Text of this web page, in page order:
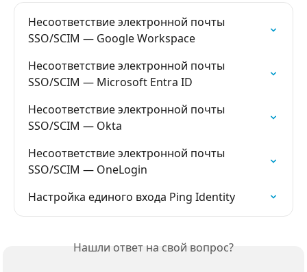
Несоответствие электронной почты
SSO/SCIM — Google Workspace
Несоответствие электронной почты
SSO/SCIM — Microsoft Entra ID
Несоответствие электронной почты
SSO/SCIM — Okta
Несоответствие электронной почты
SSO/SCIM — OneLogin
Настройка единого входа Ping Identity
Нашли ответ на свой вопрос?